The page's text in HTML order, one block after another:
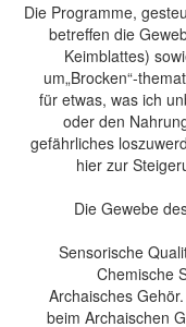
Die Programme,
betreffen die
Keimblattes)
um„Brocken“-
für etwas, was ich
oder den
gefährliches
hier zur
Die Gewebe
– Sensorische
Chemische
Archaisches
beim Archaischen